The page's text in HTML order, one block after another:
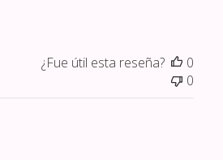
¿Fue útil esta reseña?
0
0